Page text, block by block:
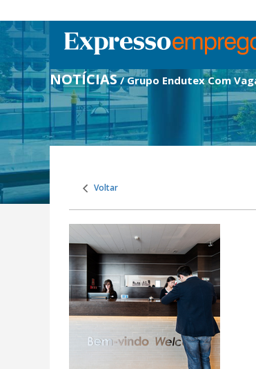
NOTÍCIAS / Grupo Endutex Com
Voltar